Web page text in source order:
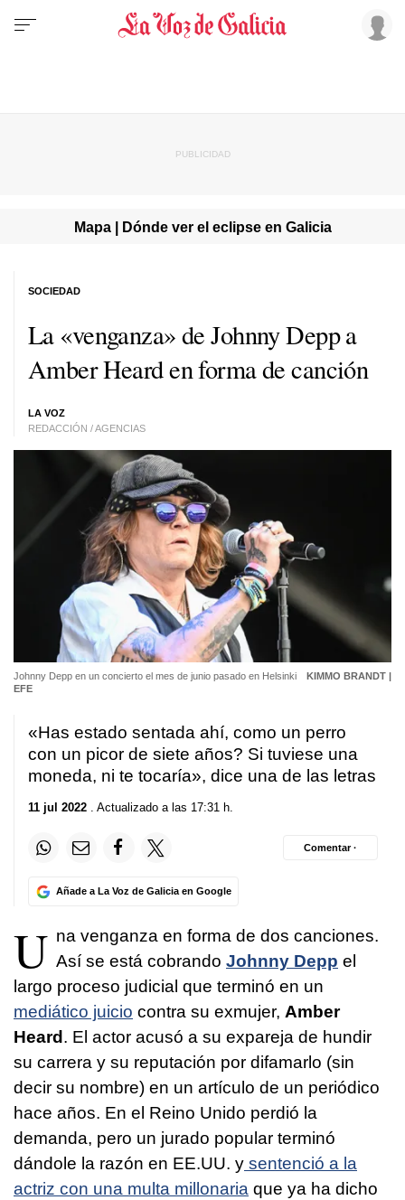
Mapa | Dónde ver el eclipse en Galicia
La «venganza» de Johnny Depp a
Amber Heard en forma de canción
LA VOZ
REDACCIÓN / AGENCIAS
SOCIEDAD
Johnny Depp en un concierto el mes de junio pasado en Helsinki
KIMMO BRANDT |
EFE
«Has estado sentada ahí, como un perro
con un picor de siete años? Si tuviese una
moneda, ni te tocaría», dice una de las letras
11 jul 2022 . Actualizado a las 17:31 h.
Añade a La Voz de Galicia en Google
Comentar ·
U na venganza en forma de dos canciones.
Así se está cobrando Johnny Depp el
largo proceso judicial que terminó en un
mediático juicio contra su exmujer, Amber
Heard . El actor acusó a su expareja de hundir
su carrera y su reputación por difamarlo (sin
decir su nombre) en un artículo de un periódico
hace años. En el Reino Unido perdió la
demanda, pero un jurado popular terminó
dándole la razón en EE.UU. y sentenció a la
actriz con una multa millonaria que ya ha dicho